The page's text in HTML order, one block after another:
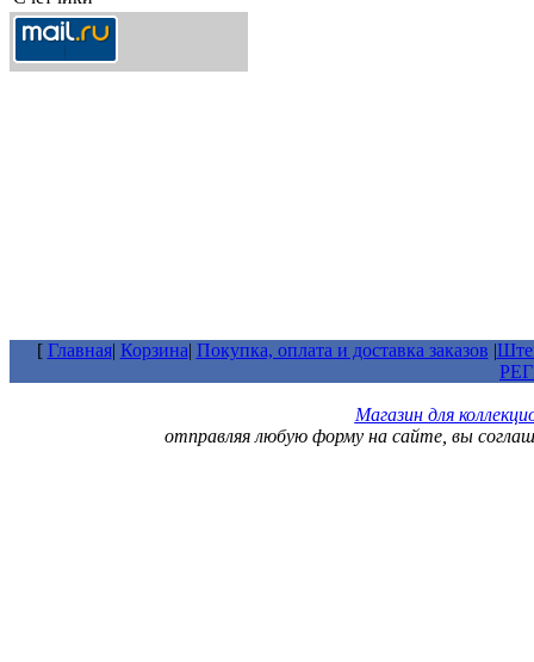
[ Главная| Корзина| Покупка, оплата и доставка заказов |
Магазин для
отправляя любую форму на сайте, вы